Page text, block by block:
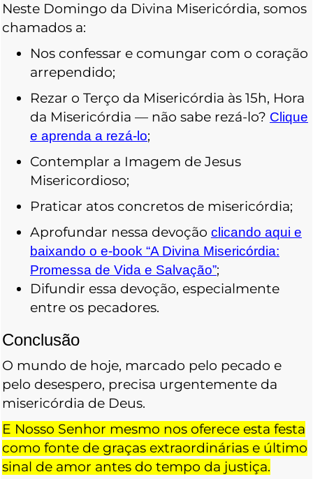
Neste Domingo da Divina Misericórdia, somos
chamados a:
Nos confessar e comungar com o coração
arrependido;
Rezar o Terço da Misericórdia às 15h, Hora
da Misericórdia — não sabe rezá-lo? Clique
e aprenda a rezá-lo;
Contemplar a Imagem de Jesus
Misericordioso;
Praticar atos concretos de misericórdia;
Aprofundar nessa devoção clicando aqui e
baixando o e-book “A Divina Misericórdia:
Promessa de Vida e Salvação”;
Difundir essa devoção, especialmente
entre os pecadores.
Conclusão
O mundo de hoje, marcado pelo pecado e
pelo desespero, precisa urgentemente da
misericórdia de Deus.
E Nosso Senhor mesmo nos oferece esta festa
como fonte de graças extraordinárias e último
sinal de amor antes do tempo da justiça.